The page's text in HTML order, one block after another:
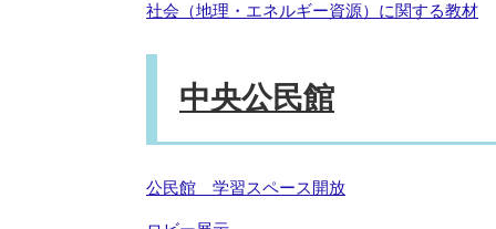
社会（地理・エネルギー資源）に関する教材
中央公民館
公民館 学習スペース開放